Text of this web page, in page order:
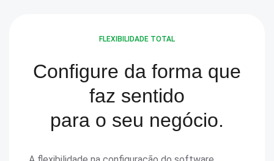
FLEXIBILIDADE TOTAL
Configure da forma que
faz sentido
para o seu negócio.